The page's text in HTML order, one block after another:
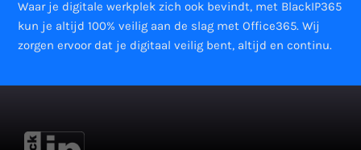
Waar je digitale werkplek zich ook bevindt, met BlackIP365
kun je altijd 100% veilig aan de slag met Office365. Wij
zorgen ervoor dat je digitaal veilig bent, altijd en continu.